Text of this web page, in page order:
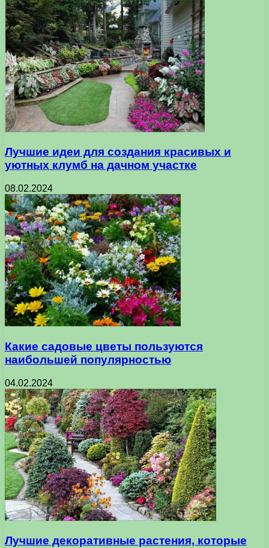
Лучшие идеи для создания красивых и
уютных клумб на дачном участке
08.02.2024
Какие садовые цветы пользуются
наибольшей популярностью
04.02.2024
Лучшие декоративные растения, которые